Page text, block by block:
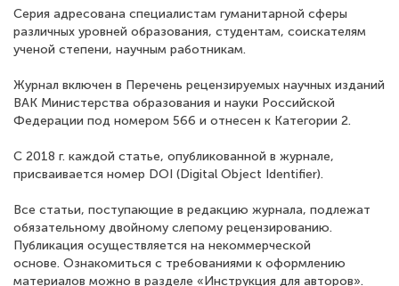
Серия адресована специалистам гуманитарной сферы
различных уровней образования, студентам, соискателям
ученой степени, научным работникам.
Журнал включен в Перечень рецензируемых научных изданий
ВАК Министерства образования и науки Российской
Федерации под номером 566 и отнесен к Категории 2.
С 2018 г. каждой статье, опубликованной в журнале,
присваивается номер DOI (Digital Object Identifier).
Все статьи, поступающие в редакцию журнала, подлежат
обязательному двойному слепому рецензированию.
Публикация осуществляется на некоммерческой
основе. Ознакомиться с требованиями к оформлению
материалов можно в разделе «Инструкция для авторов».